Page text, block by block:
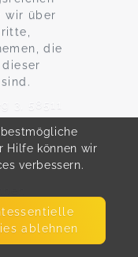
wir über
die
3, 58511
Hilfe können wir
verbessern.
ablehnen